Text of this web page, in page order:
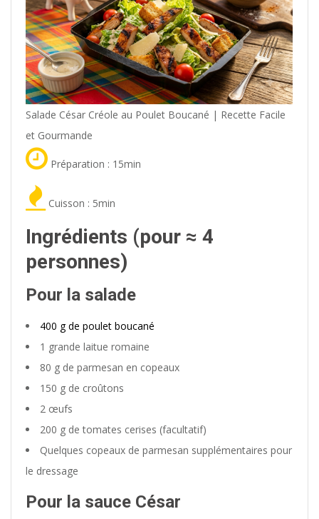
Salade César Créole au Poulet Boucané | Recette Facile
et Gourmande
Préparation : 15min
Cuisson : 5min
Ingrédients (pour ≈ 4
personnes)
Pour la salade
400 g de poulet boucané
1 grande laitue romaine
80 g de parmesan en copeaux
150 g de croûtons
2 œufs
200 g de tomates cerises (facultatif)
Quelques copeaux de parmesan supplémentaires pour
le dressage
Pour la sauce César